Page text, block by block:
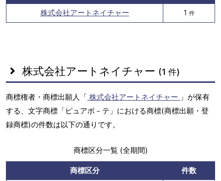
株式会社アートネイチャー
1 件
株式会社アートネイチャー (1 件)
商標権者・商標出願人「 株式会社アートネイチャー 」が保有
する、文字商標「ピュアボ－テ」における商標(商標出願・登
録商標)の件数は以下の通りです。
商標区分一覧 (全期間)
商標区分
件数